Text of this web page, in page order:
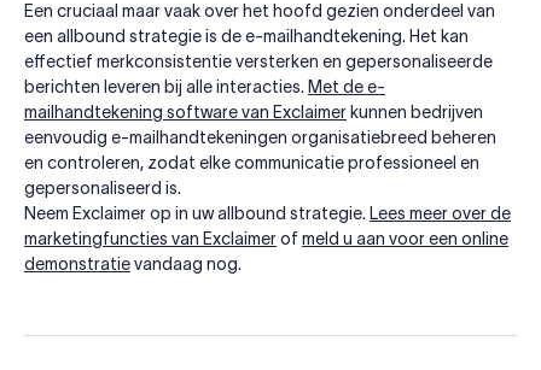
Een cruciaal maar vaak over het hoofd gezien onderdeel van
een allbound strategie is de e-mailhandtekening. Het kan
effectief merkconsistentie versterken en gepersonaliseerde
berichten leveren bij alle interacties. Met de e-
mailhandtekening software van Exclaimer kunnen bedrijven
eenvoudig e-mailhandtekeningen organisatiebreed beheren
en controleren, zodat elke communicatie professioneel en
gepersonaliseerd is.
Neem Exclaimer op in uw allbound strategie. Lees meer over de
marketingfuncties van Exclaimerof meld u aan voor een online
demonstratievandaag nog.